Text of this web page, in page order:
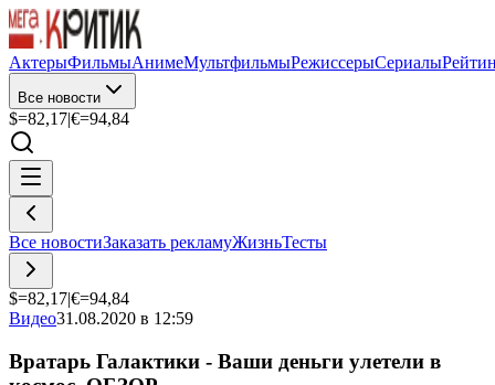
АктерыФильмыАнимеМультфильмыРежиссерыСериалы
Все новости
$=82,17|€=94,84
Все новостиЗаказать рекламуЖизньТесты
$=82,17|€=94,84
Видео31.08.2020 в 12:59
Вратарь Галактики - Ваши деньги улетели в